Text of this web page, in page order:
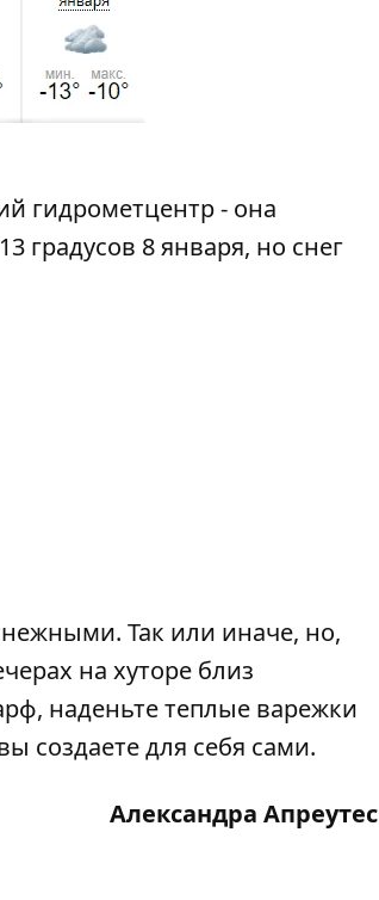
гидрометцентр - она
градусов 8 января, но снег
Так или иначе, но,
на хуторе близ
наденьте теплые варежки
создаете для себя сами.
Александра Апреутес